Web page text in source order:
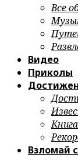
Все
Видео
Приколы
Взломай